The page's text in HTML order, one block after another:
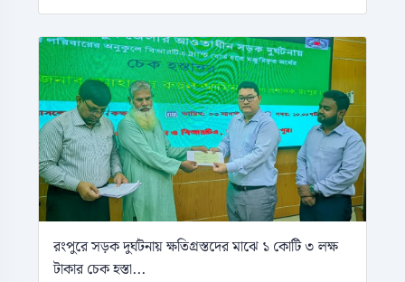
রংপুরে সড়ক দুর্ঘটনায় ক্ষতিগ্রস্তদের মাঝে ১ কোটি ৩ লক্ষ
টাকার চেক হস্তা...